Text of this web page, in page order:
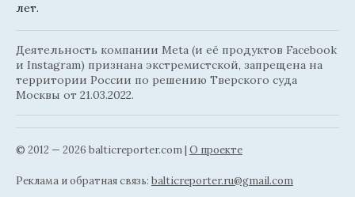
лет.
Деятельность компании Meta (и её продуктов Facebook
и Instagram) признана экстремистской, запрещена на
территории России по решению Тверского суда
Москвы от 21.03.2022.
© 2012 — 2026 balticreporter.com | О проекте
Реклама и обратная связь: balticreporter.ru@gmail.com